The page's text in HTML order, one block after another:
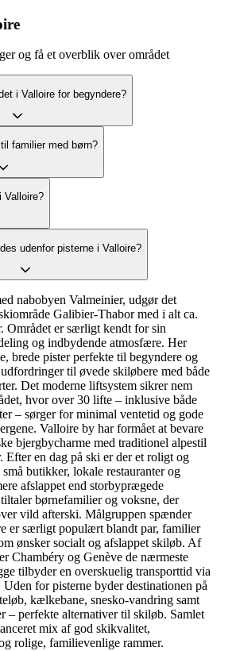
og få et overblik over området
i Valloire for begyndere?
familier med børn?
Valloire?
udenfor pisterne i Valloire?
nabobyen Valmeinier, udgør det
Galibier-Thabor med i alt ca.
Området er særligt kendt for sin
og indbydende atmosfære. Her
brede pister perfekte til begyndere og
til øvede skiløbere med både
Det moderne liftsystem sikrer nem
hvor over 30 lifte – inklusive både
– sørger for minimal ventetid og gode
Valloire by har formået at bevare
bjergbycharme med traditionel alpestil
Efter en dag på ski er der et roligt og
butikker, lokale restauranter og
afslappet end storbyprægede
børnefamilier og voksne, der
vild afterski. Målgruppen spænder
er særligt populært blandt par, familier
ønsker socialt og afslappet skiløb. Af
Chambéry og Genève de nærmeste
tilbyder en overskuelig transporttid via
for pisterne byder destinationen på
kælkebane, snesko-vandring samt
– perfekte alternativer til skiløb. Samlet
mix af god skikvalitet,
rolige, familievenlige rammer.